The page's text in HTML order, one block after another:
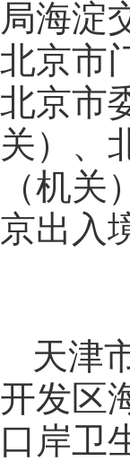
局海淀
北京市
北京市
关）、
（机
京出入
天津
开发区
口岸卫